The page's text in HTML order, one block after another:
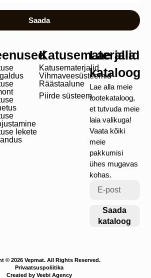
Saada
lekete
Katusematerjalid
Katusematerjalid
Vihmaveesüsteemid
Räästaalune
Piirde süsteem
Lae alla
kataloog
Lae alla meie
tootekataloog,
et tutvuda meie
laia valikuga!
Vaata kõiki
meie
pakkumisi
ühes mugavas
kohas.
Saada
kataloog
© 2026 Vepmat. All Rights Reserved.
Privaatsuspoliitika
Created by Veebi Agency